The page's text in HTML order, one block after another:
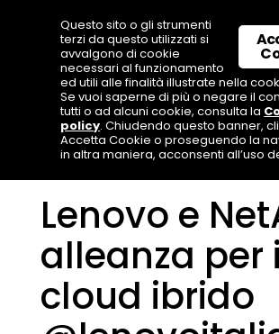
Lenovo e
alleanza per
cloud ibrido
Questo sito o gli strumenti
terzi da questo utilizzati si
avvalgono di cookie
necessari al funzionamento
ed utili alle finalità illustrate nella
Se vuoi saperne di più o negare il
tutti o ad alcuni cookie, consulta la
policy. Chiudendo questo banner,
Accetta Cookie o proseguendo la
in altra maniera, acconsenti all’uso